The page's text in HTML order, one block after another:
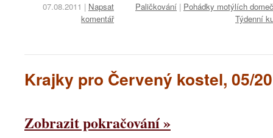
07.08.2011 | Napsat
komentář
Paličkování | Pohádky motýlích
Týdenní
Krajky pro Červený kostel, 05/
Zobrazit pokračování »